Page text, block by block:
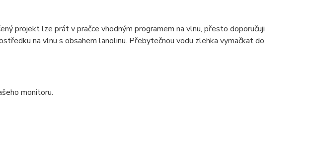
projekt lze prát v pračce vhodným programem na vlnu, přesto doporučuji
na vlnu s obsahem lanolinu. Přebytečnou vodu zlehka vymačkat do
monitoru.